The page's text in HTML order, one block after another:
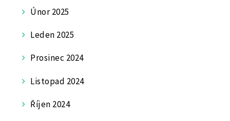
Únor 2025
Leden 2025
Prosinec 2024
Listopad 2024
Říjen 2024